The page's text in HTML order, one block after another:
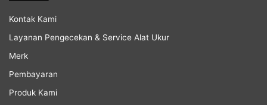
Kontak Kami
Layanan Pengecekan & Service Alat Ukur
Merk
Pembayaran
Produk Kami